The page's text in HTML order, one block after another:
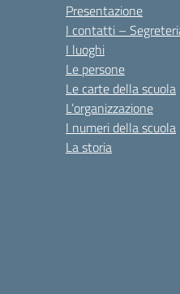
Presentazione
I contatti –
I luoghi
Le persone
Le carte della scuola
L’organizzazione
I numeri della scuola
La storia